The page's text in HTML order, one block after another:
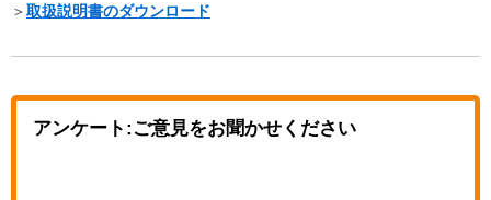
＞取扱説明書のダウンロード
アンケート:ご意見をお聞かせください